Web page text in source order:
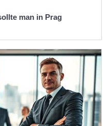
man in Prag